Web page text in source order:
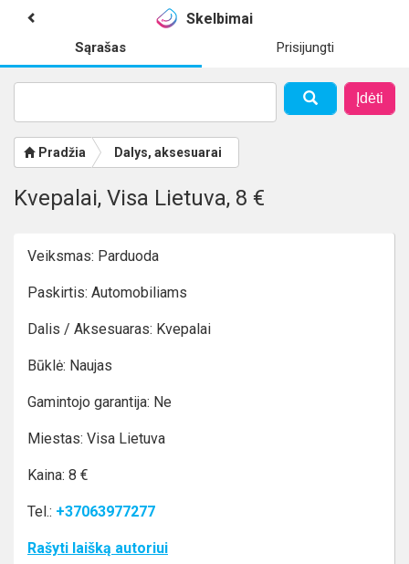
Skelbimai
Sąrašas Prisijungti
Įdėti
Pradžia Dalys, aksesuarai
Kvepalai, Visa Lietuva, 8 €
Veiksmas: Parduoda
Paskirtis: Automobiliams
Dalis / Aksesuaras: Kvepalai
Būklė: Naujas
Gamintojo garantija: Ne
Miestas: Visa Lietuva
Kaina: 8 €
Tel.: +37063977277
Rašyti laišką autoriui